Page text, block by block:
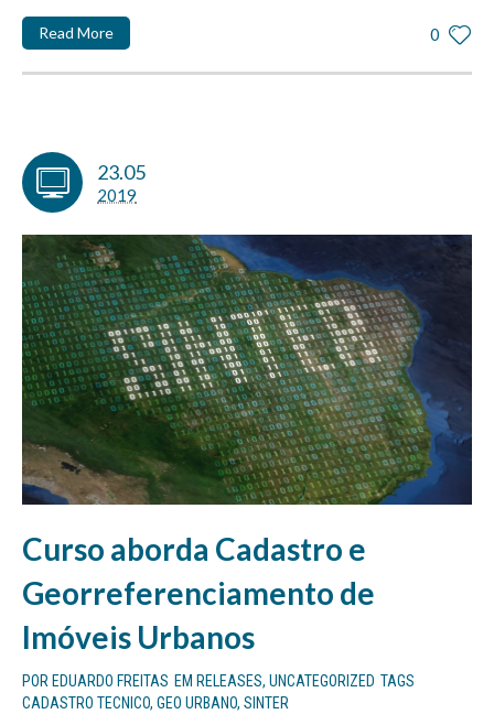
0
Read More
23.05
2019
Curso aborda Cadastro e
Georreferenciamento de
Imóveis Urbanos
POR EDUARDO FREITAS EM RELEASES, UNCATEGORIZED TAGS
CADASTRO TECNICO, GEO URBANO, SINTER